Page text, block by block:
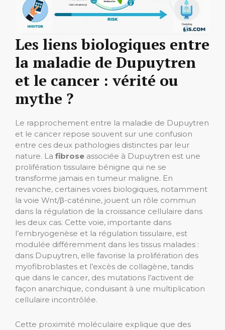
Les liens biologiques entre
la maladie de Dupuytren
et le cancer : vérité ou
mythe ?
Le rapprochement entre la maladie de Dupuytren
et le cancer repose souvent sur une confusion
entre ces deux pathologies distinctes par leur
nature. La fibrose associée à Dupuytren est une
prolifération tissulaire bénigne qui ne se
transforme jamais en tumeur maligne. En
revanche, certaines voies biologiques, notamment
la voie Wnt/β-caténine, jouent un rôle commun
dans la régulation de la croissance cellulaire dans
les deux cas. Cette voie, importante dans
l’embryogenèse et la régulation tissulaire, est
modulée différemment dans les tissus malades :
dans Dupuytren, elle favorise la prolifération des
myofibroblastes et l’excès de collagène, tandis
que dans le cancer, des mutations l’activent de
façon anarchique, conduisant à une multiplication
cellulaire incontrôlée.
Cette proximité moléculaire explique que des